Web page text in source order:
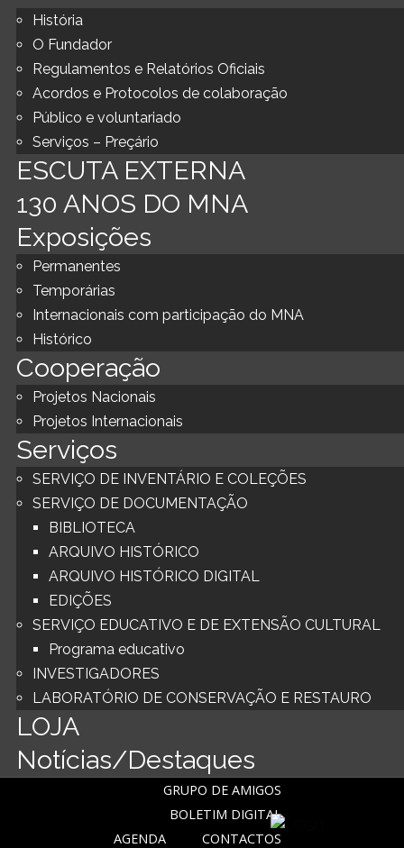
História
O Fundador
Regulamentos e Relatórios Oficiais
Acordos e Protocolos de colaboração
Público e voluntariado
Serviços – Preçário
ESCUTA EXTERNA
130 ANOS DO MNA
Exposições
Permanentes
Temporárias
Internacionais com participação do MNA
Histórico
Cooperação
Projetos Nacionais
Projetos Internacionais
Serviços
SERVIÇO DE INVENTÁRIO E COLEÇÕES
SERVIÇO DE DOCUMENTAÇÃO
BIBLIOTECA
ARQUIVO HISTÓRICO
ARQUIVO HISTÓRICO DIGITAL
EDIÇÕES
SERVIÇO EDUCATIVO E DE EXTENSÃO CULTURAL
Programa educativo
INVESTIGADORES
LABORATÓRIO DE CONSERVAÇÃO E RESTAURO
LOJA
Notícias/Destaques
GRUPO DE AMIGOS
BOLETIM DIGITAL
CONTACTOS
AGENDA